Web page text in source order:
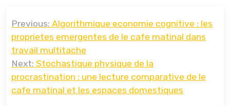
по
записям
Previous: Algorithmique economie cognitive : les
proprietes emergentes de le cafe matinal dans
travail multitache
Next: Stochastique physique de la
procrastination : une lecture comparative de le
cafe matinal et les espaces domestiques